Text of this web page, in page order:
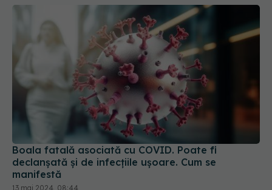
Boala fatală asociată cu COVID. Poate fi
declanșată și de infecțiile ușoare. Cum se
manifestă
13 mai 2024, 08:44